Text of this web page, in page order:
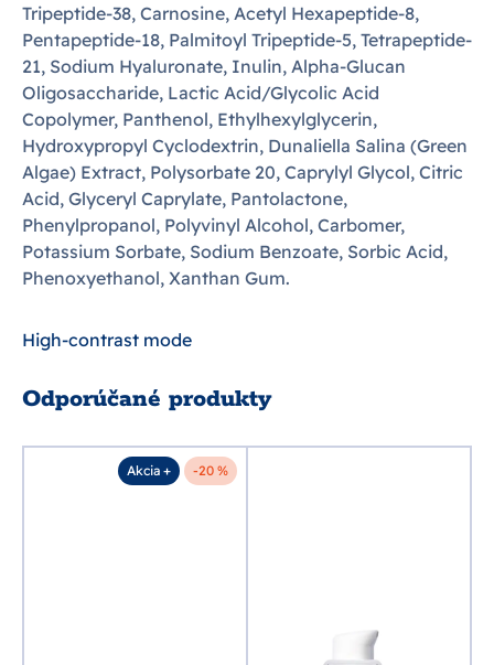
Tripeptide-38, Carnosine, Acetyl Hexapeptide-8,
Pentapeptide-18, Palmitoyl Tripeptide-5, Tetrapeptide-
21, Sodium Hyaluronate, Inulin, Alpha-Glucan
Oligosaccharide, Lactic Acid/Glycolic Acid
Copolymer, Panthenol, Ethylhexylglycerin,
Hydroxypropyl Cyclodextrin, Dunaliella Salina (Green
Algae) Extract, Polysorbate 20, Caprylyl Glycol, Citric
Acid, Glyceryl Caprylate, Pantolactone,
Phenylpropanol, Polyvinyl Alcohol, Carbomer,
Potassium Sorbate, Sodium Benzoate, Sorbic Acid,
Phenoxyethanol, Xanthan Gum.
High-contrast mode
Odporúčané produkty
Akcia + -20 %